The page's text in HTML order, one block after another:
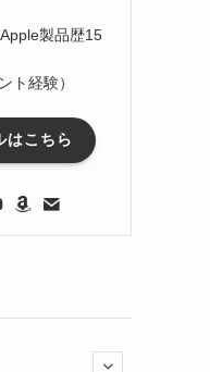
製品歴15
ト経験）
はこちら